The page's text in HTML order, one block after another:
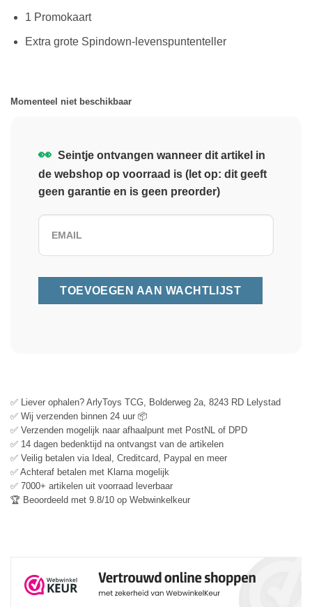
1 Promokaart
Extra grote Spindown-levenspuntenteller
Momenteel niet beschikbaar
👀 Seintje ontvangen wanneer dit artikel in
de webshop op voorraad is (let op: dit geeft
geen garantie en is geen preorder)
✅ Liever ophalen? ArlyToys TCG, Bolderweg 2a, 8243 RD Lelystad
✅ Wij verzenden binnen 24 uur 📦
✅ Verzenden mogelijk naar afhaalpunt met PostNL of DPD
✅ 14 dagen bedenktijd na ontvangst van de artikelen
✅ Veilig betalen via Ideal, Creditcard, Paypal en meer
✅ Achteraf betalen met Klarna mogelijk
✅ 7000+ artikelen uit voorraad leverbaar
🏆 Beoordeeld met 9.8/10 op Webwinkelkeur